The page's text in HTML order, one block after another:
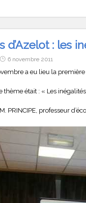
d’Azelot : les
6 novembre 2011
a eu lieu la première
thème était : « Les
PRINCIPE, professeur